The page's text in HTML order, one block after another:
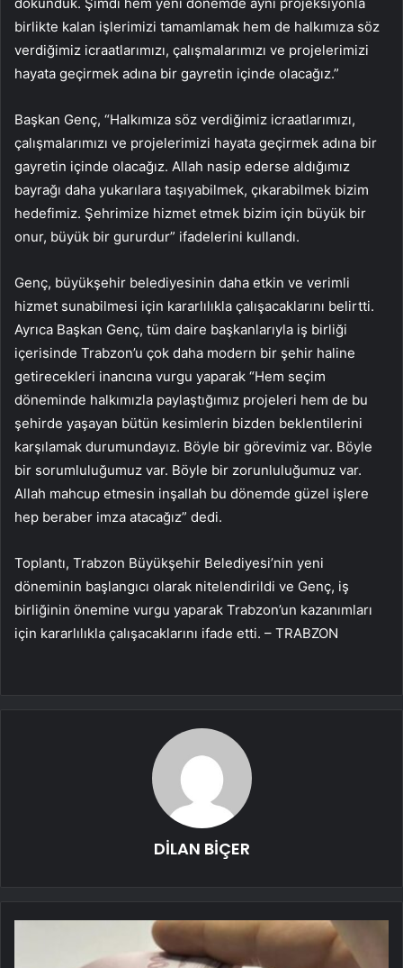
birlikte kalan işlerimizi tamamlamak hem de halkımıza söz
verdiğimiz icraatlarımızı, çalışmalarımızı ve projelerimizi
hayata geçirmek adına bir gayretin içinde olacağız.”
Başkan Genç, “Halkımıza söz verdiğimiz icraatlarımızı,
çalışmalarımızı ve projelerimizi hayata geçirmek adına bir
gayretin içinde olacağız. Allah nasip ederse aldığımız
bayrağı daha yukarılara taşıyabilmek, çıkarabilmek bizim
hedefimiz. Şehrimize hizmet etmek bizim için büyük bir
onur, büyük bir gururdur” ifadelerini kullandı.
Genç, büyükşehir belediyesinin daha etkin ve verimli
hizmet sunabilmesi için kararlılıkla çalışacaklarını belirtti.
Ayrıca Başkan Genç, tüm daire başkanlarıyla iş birliği
içerisinde Trabzon’u çok daha modern bir şehir haline
getirecekleri inancına vurgu yaparak “Hem seçim
döneminde halkımızla paylaştığımız projeleri hem de bu
şehirde yaşayan bütün kesimlerin bizden beklentilerini
karşılamak durumundayız. Böyle bir görevimiz var. Böyle
bir sorumluluğumuz var. Böyle bir zorunluluğumuz var.
Allah mahcup etmesin inşallah bu dönemde güzel işlere
hep beraber imza atacağız” dedi.
Toplantı, Trabzon Büyükşehir Belediyesi’nin yeni
döneminin başlangıcı olarak nitelendirildi ve Genç, iş
birliğinin önemine vurgu yaparak Trabzon’un kazanımları
için kararlılıkla çalışacaklarını ifade etti. – TRABZON
DİLAN BİÇER